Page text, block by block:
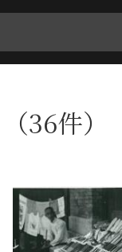
36件）